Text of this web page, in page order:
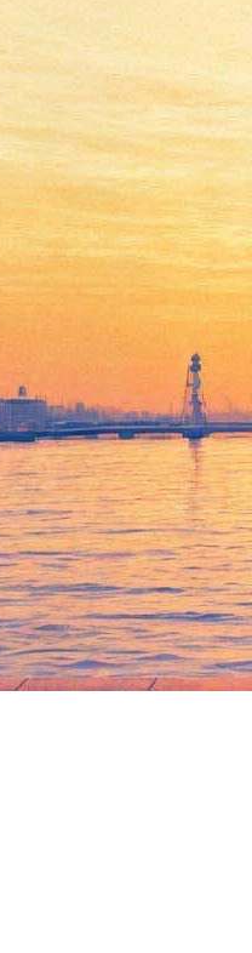
откроют
о
в "Родине"